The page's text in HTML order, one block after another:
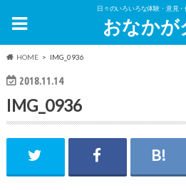
日々のいろいろな体験・意見
おなかが
HOME IMG_0936
2018.11.14
IMG_0936